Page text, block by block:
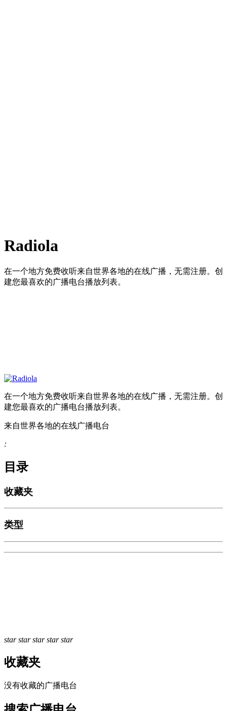
Radiola
在一个地方免费收听来自世界各地的在线广播，无需注册。创
建您最喜欢的广播电台播放列表。
在一个地方免费收听来自世界各地的在线广播，无需注册。创
建您最喜欢的广播电台播放列表。
来自世界各地的在线广播电台
:
目录
收藏夹
类型
star star star star star
收藏夹
没有收藏的广播电台